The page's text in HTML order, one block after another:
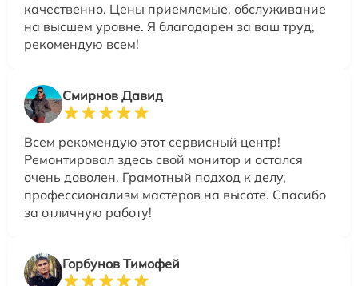
качественно. Цены приемлемые, обслуживание
на высшем уровне. Я благодарен за ваш труд,
рекомендую всем!
Смирнов Давид
Всем рекомендую этот сервисный центр!
Ремонтировал здесь свой монитор и остался
очень доволен. Грамотный подход к делу,
профессионализм мастеров на высоте. Спасибо
за отличную работу!
Горбунов Тимофей